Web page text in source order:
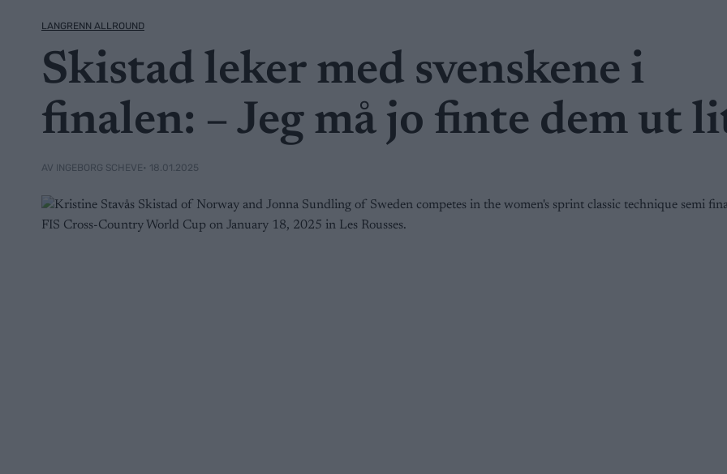
LANGRENN ALLROUND
Skistad leker med svenskene i
finalen: – Jeg må jo finte dem ut
AV INGEBORG SCHEVE• 18.01.2025